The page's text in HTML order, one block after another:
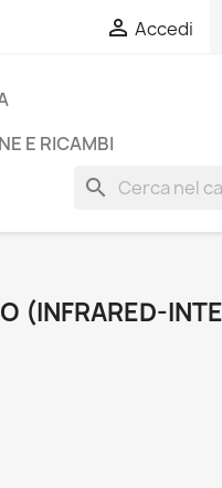
 Accedi
E RICAMBI
search
(INFRARED-